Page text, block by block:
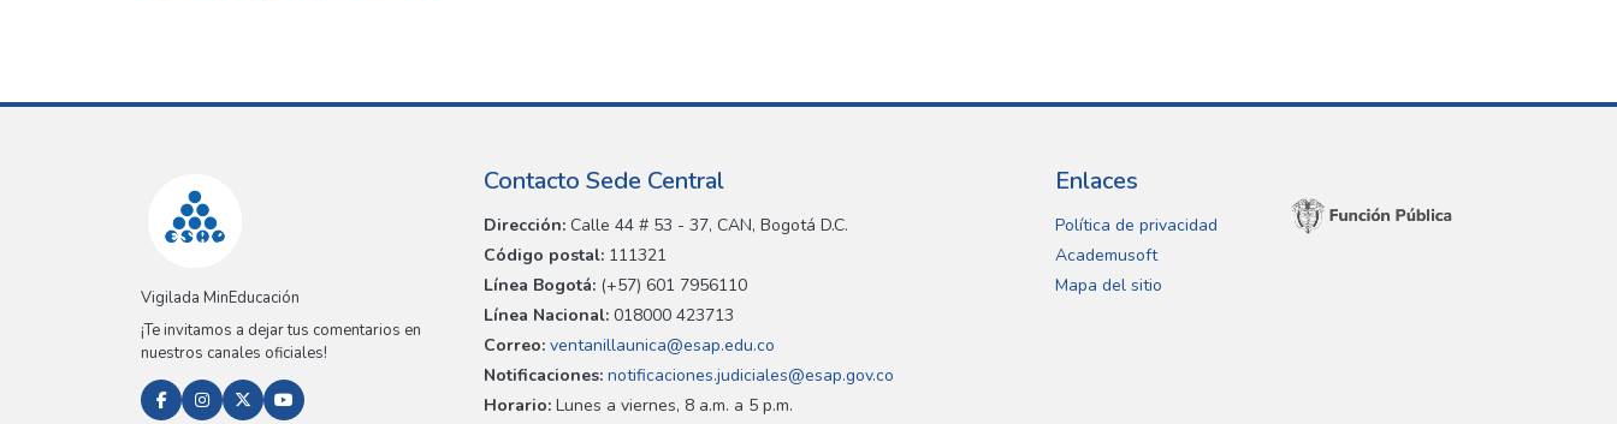
Vigilada MinEducación
¡Te invitamos a dejar tus comentarios en
nuestros canales oficiales!
Contacto Sede Central
Dirección: Calle 44 # 53 - 37, CAN, Bogotá D.C.
Código postal: 111321
Línea Bogotá: (+57) 601 7956110
Línea Nacional: 018000 423713
Correo: ventanillaunica@esap.edu.co
Notificaciones: notificaciones.judiciales@esap.gov.co
Horario: Lunes a viernes, 8 a.m. a 5 p.m.
Enlaces
Política de privacidad
Academusoft
Mapa del sitio